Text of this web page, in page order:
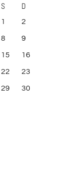
S D
1 2
8 9
15 16
22 23
29 30